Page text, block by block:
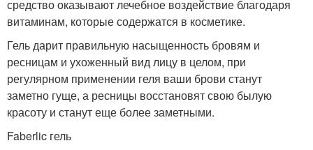
средство оказывают лечебное воздействие благодаря
витаминам, которые содержатся в косметике.
Гель дарит правильную насыщенность бровям и
ресницам и ухоженный вид лицу в целом, при
регулярном применении геля ваши брови станут
заметно гуще, а ресницы восстановят свою былую
красоту и станут еще более заметными.
Faberlic гель